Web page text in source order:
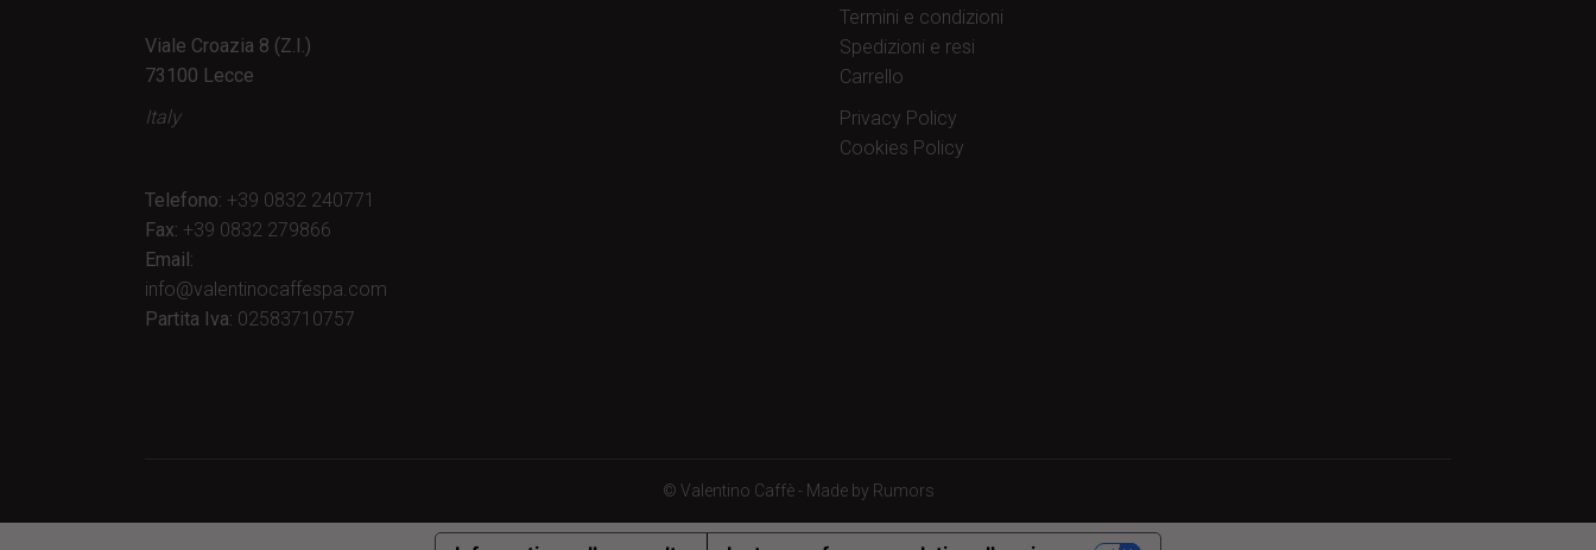
Viale Croazia 8 (Z.I.)
73100 Lecce
Italy
Telefono: +39 0832 240771
Fax: +39 0832 279866
Email:
info@valentinocaffespa.com
Partita Iva: 02583710757
Termini e condizioni
Spedizioni e resi
Carrello
Privacy Policy
Cookies Policy
© Valentino Caffè- Made by Rumors